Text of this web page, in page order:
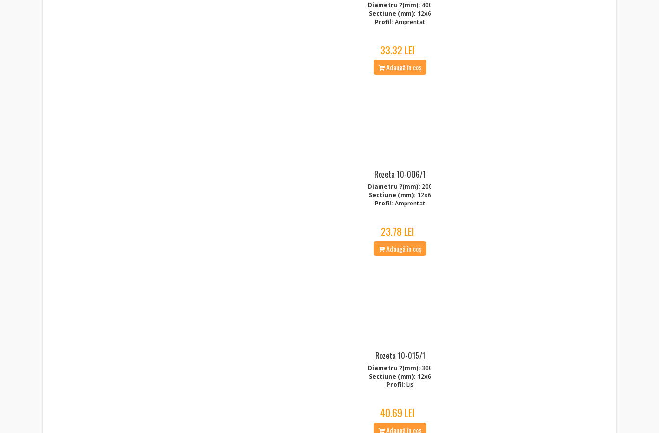
Diametru ?(mm): 400
Sectiune (mm): 12x6
Profil: Amprentat
33.32 LEI
Adaugă în coș
Rozeta 10-006/1
Diametru ?(mm): 200
Sectiune (mm): 12x6
Profil: Amprentat
23.78 LEI
Adaugă în coș
Rozeta 10-015/1
Diametru ?(mm): 300
Sectiune (mm): 12x6
Profil: Lis
40.69 LEI
Adaugă în coș